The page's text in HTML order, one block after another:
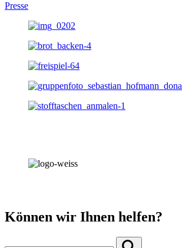
Presse
Können wir Ihnen helfen?